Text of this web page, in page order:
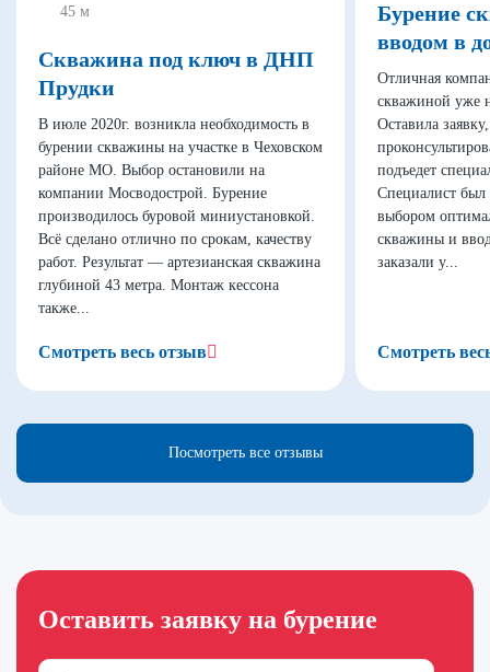
45 м
Скважина под ключ в ДНП
Прудки
В июле 2020г. возникла необходимость в
бурении скважины на участке в Чеховском
районе МО. Выбор остановили на
компании Мосводострой. Бурение
производилось буровой миниустановкой.
Всё сделано отлично по срокам, качеству
работ. Результат — артезианская скважина
глубиной 43 метра. Монтаж кессона
также...
Смотреть весь отзыв
Бурение
вводом в
Отличная
скважиной уже
Оставила
подъедет
Специалист
выбором
скважины и
заказали у...
Смотреть
Посмотреть все отзывы
Оставить заявку на бурение